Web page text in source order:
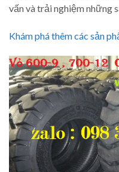
vấn và trải nghiệm những
Khám phá thêm các sản